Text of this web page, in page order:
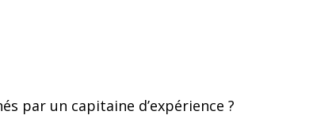
par un capitaine d’expérience ?